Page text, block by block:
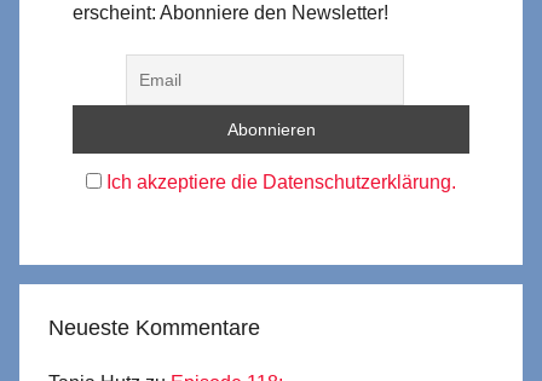
erscheint: Abonniere den Newsletter!
Ich akzeptiere die Datenschutzerklärung.
Neueste Kommentare